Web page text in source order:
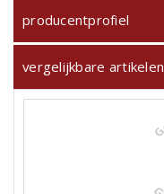
producentprofiel
vergelijkbare artikelen